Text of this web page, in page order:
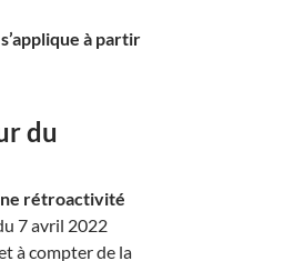
à partir
du
rétroactivité
7 avril 2022
à compter de la